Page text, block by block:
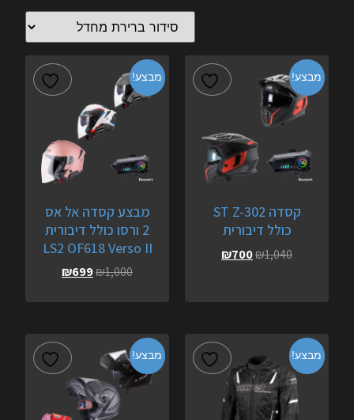
מבצע!
קסדה ST Z-302
כולל דיבורית
₪1,040
₪700
מבצע!
מבצע קסדה אל אס
2 ורסו כולל דיבורית
LS2 OF618 Verso II
₪1,000
₪699
מבצע! מבצע!